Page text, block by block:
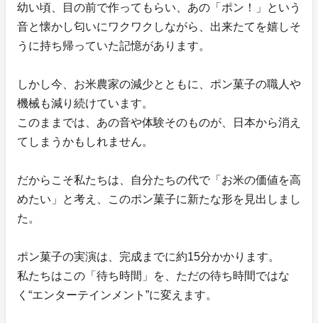
幼い頃、目の前で作ってもらい、あの「ポン！」という
音と懐かし匂いにワクワクしながら、出来たてを嬉しそ
うに持ち帰っていた記憶があります。
しかし今、お米農家の減少とともに、ポン菓子の職人や
機械も減り続けています。
このままでは、あの音や体験そのものが、日本から消え
てしまうかもしれません。
だからこそ私たちは、自分たちの代で「お米の価値を高
めたい」と考え、このポン菓子に新たな形を見出しまし
た。
ポン菓子の実演は、完成までに約15分かかります。
私たちはこの「待ち時間」を、ただの待ち時間ではな
く“エンターテインメント”に変えます。